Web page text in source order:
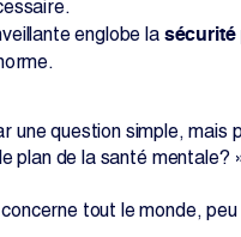
englobe lasécurité
une question simple,
plan de la santé mentale?
tout le monde,